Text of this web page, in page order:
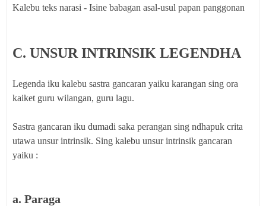
Kalebu teks narasi - Isine babagan asal-usul papan panggonan
C. UNSUR INTRINSIK LEGENDHA
Legenda iku kalebu sastra gancaran yaiku karangan sing ora
kaiket guru wilangan, guru lagu.
Sastra gancaran iku dumadi saka perangan sing ndhapuk crita
utawa unsur intrinsik. Sing kalebu unsur intrinsik gancaran
yaiku :
a. Paraga